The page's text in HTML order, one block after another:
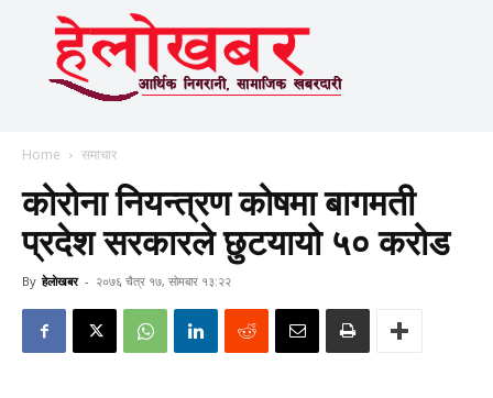
Home समाचार
कोरोना नियन्त्रण कोषमा बागमती
प्रदेश सरकारले छुटयायो ५० करोड
By हेलाेखबर - २०७६ चैत्र १७, सोमबार १३:२२